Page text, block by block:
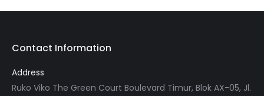
Contact Information
Address
Ruko Viko The Green Court Boulevard Timur, Blok AX-05, Jl.